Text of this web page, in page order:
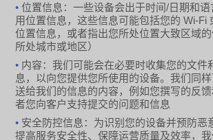
•位置信息：一些设备会出于时间/日期和
用位置信息，这些信息可能包括您的Wi-Fi
位置信息，或者指出您所处位置大致区域
所处城市或地区）
• 内容：我们可能会在必要时收集您的文件
息，以向您提供您所使用的设备。我们同
送给我们的信息的内容，例如您撰写的反
者您向客户支持提交的问题和信息
• 安全防控信息：为识别您的设备并预防恶
提高服务安全性、保障运营质量及效率，